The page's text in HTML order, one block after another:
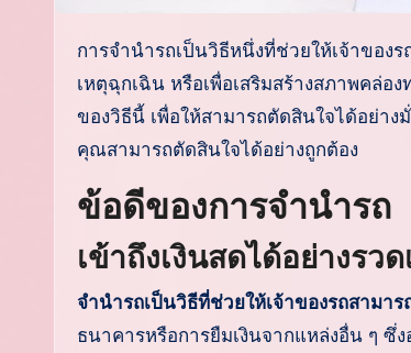
การจำนำรถเป็นวิธีหนึ่งที่ช่วยให้เจ้าของรถสามารถได้รับเงินสดอย่างรวดเร็วในช่วงเวลาที่จำเป็น ไม่ว่าจะเป็นการใช้เงินใน
เหตุฉุกเฉิน หรือเพื่อเสริมสร้างสภาพคล่อ
ของวิธีนี้ เพื่อให้สามารถตัดสินใจได้อย่า
คุณสามารถตัดสินใจได้อย่างถูกต้อง
ข้อดีของการจำนำรถ
เข้าถึงเงินสดได้อย่างรวด
จำนำรถเป็นวิธีที่ช่วยให้เจ้าของรถสามา
ธนาคารหรือการยืมเงินจากแหล่งอื่น ๆ